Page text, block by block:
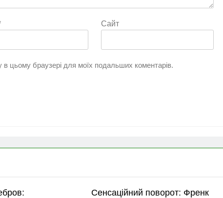
Сайт
цьому браузері для моїх подальших коментарів.
Сенсаційний поворот: Френк